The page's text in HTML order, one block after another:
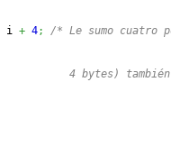
i + 4;
/* Le sumo cuatro
también